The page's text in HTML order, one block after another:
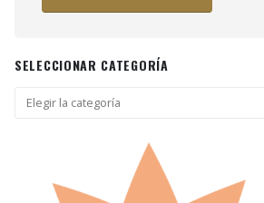
SELECCIONAR CATEGORÍA
Seleccionar
categoría